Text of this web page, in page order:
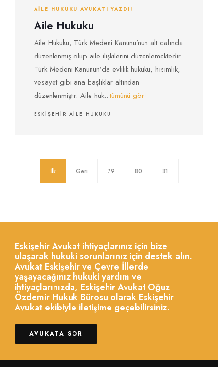
AILE HUKUKU AVUKATI YAZDI!
Aile Hukuku
Aile Hukuku, Türk Medeni Kanunu’nun alt dalında
düzenlenmiş olup aile ilişkilerini düzenlemektedir.
Türk Medeni Kanunun’da evlilik hukuku, hısımlık,
vesayet gibi ana başlıklar altından
düzenlenmiştir. Aile huk...tümünü gör!
ESKIŞEHIR AILE HUKUKU
İlk Geri 79 80 81
Eskişehir Avukat ihtiyaçlarınız için bize
ulaşarak hukuki sorunlarınız için destek alın.
Avukat Eskişehir ve Çevre İllerde
yaşayacağınız hukuki yardım ve
ihtiyaçlarınızda, Eskişehir Avukat Oğuz
Özdemir Hukuk Bürosu olarak Eskişehir
Avukat ekibiyle iletişime geçebilirsiniz.
AVUKATA SOR